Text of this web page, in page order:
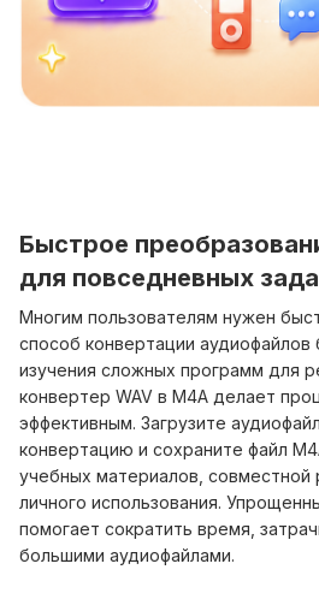
Быстрое
для повседневных
Многим пользователям нужен
способ конвертации
изучения сложных программ для
конвертер WAV в M4A делает
эффективным. Загрузите
конвертацию и сохраните файл
учебных материалов, совместной
личного использования.
помогает сократить время,
большими аудиофайлами.